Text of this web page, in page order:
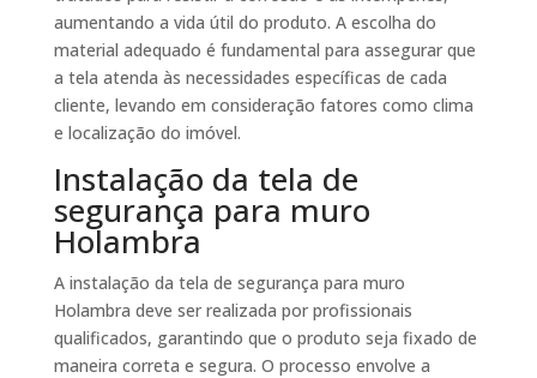
aumentando a vida útil do produto. A escolha do
material adequado é fundamental para assegurar que
a tela atenda às necessidades específicas de cada
cliente, levando em consideração fatores como clima
e localização do imóvel.
Instalação da tela de
segurança para muro
Holambra
A instalação da tela de segurança para muro
Holambra deve ser realizada por profissionais
qualificados, garantindo que o produto seja fixado de
maneira correta e segura. O processo envolve a